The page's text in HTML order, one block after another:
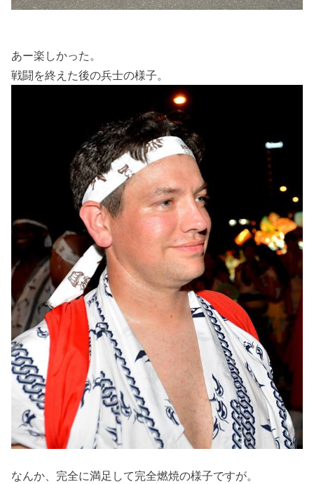
あー楽しかった。
戦闘を終えた後の兵士の様子。
なんか、完全に満足して完全燃焼の様子ですが。